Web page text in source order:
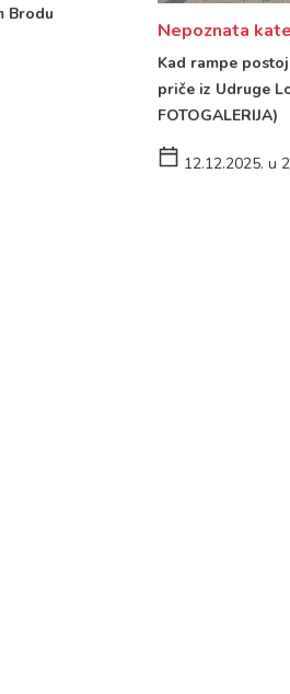
Brodu
Nepoznata
Kad rampe
priče iz Udruge
FOTOGALERIJA)
12.12.2025. u